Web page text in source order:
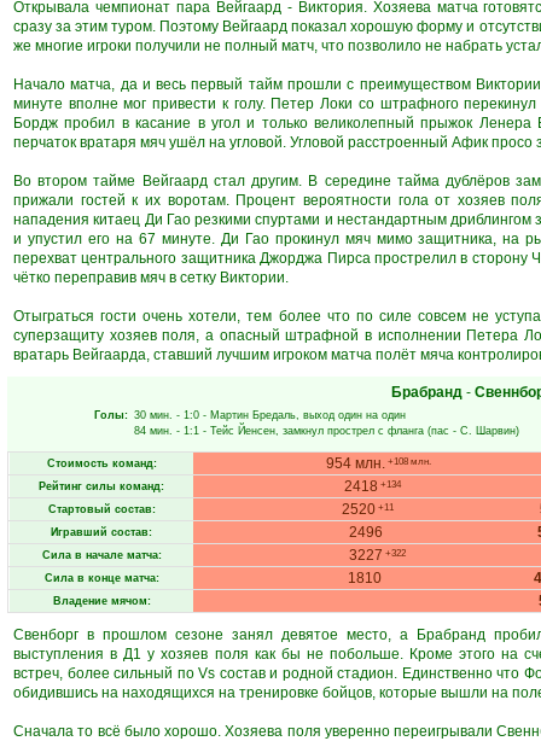
Открывала чемпионат пара Вейгаард - Виктория. Хозяева матча
сразу за этим туром. Поэтому Вейгаард показал хорошую форму и
же многие игроки получили не полный матч, что позволило не набрать
Начало матча, да и весь первый тайм прошли с преимуществом
минуте вполне мог привести к голу. Петер Локи со штрафного
Бордж пробил в касание в угол и только великолепный прыжок
перчаток вратаря мяч ушёл на угловой. Угловой расстроенный Афик просо
Во втором тайме Вейгаард стал другим. В середине тайма дублёров
прижали гостей к их воротам. Процент вероятности гола от хозяев
нападения китаец Ди Гао резкими спуртами и нестандартным
и упустил его на 67 минуте. Ди Гао прокинул мяч мимо защитника, на
перехват центрального защитника Джорджа Пирса прострелил в
чётко переправив мяч в сетку Виктории.
Отыграться гости очень хотели, тем более что по силе совсем не
суперзащиту хозяев поля, а опасный штрафной в исполнении Петера
вратарь Вейгаарда, ставший лучшим игроком матча полёт мяча
Брабранд-
Голы: 30 мин. - 1:0 - Мартин Бредаль, выход один на один
84 мин. - 1:1 - Тейс Йенсен, замкнул прострел с фланга (пас - С. Шарвин)
Стоимость команд: 954 млн. +108 млн.
Рейтинг силы команд: 2418 +134
Стартовый состав: 2520+11
Игравший состав: 2496
Сила в начале матча: 3227 +322
Сила в конце матча: 1810
Владение мячом:
Свенборг в прошлом сезоне занял девятое место, а Брабранд
выступления в Д1 у хозяев поля как бы не побольше. Кроме этого на
встреч, более сильный по Vs состав и родной стадион. Единственно что
обидившись на находящихся на тренировке бойцов, которые вышли на
Сначала то всё было хорошо. Хозяева поля уверенно переигрывали